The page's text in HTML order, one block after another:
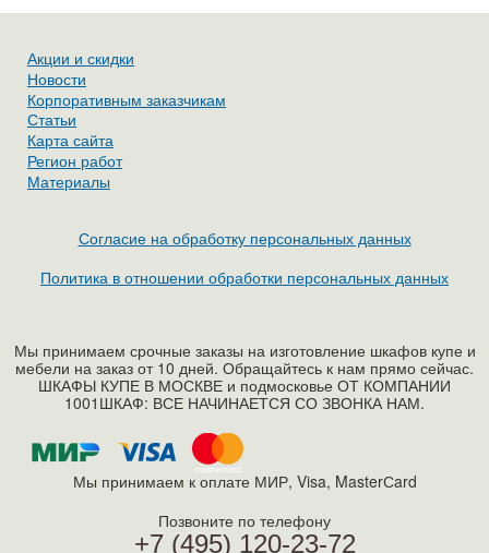
Акции и скидки
Новости
Корпоративным заказчикам
Статьи
Карта сайта
Регион работ
Материалы
Согласие на обработку персональных данных
Политика в отношении обработки персональных данных
Мы принимаем срочные заказы на изготовление шкафов купе и
мебели на заказ от 10 дней. Обращайтесь к нам прямо сейчас.
ШКАФЫ КУПЕ В МОСКВЕ и подмосковье ОТ КОМПАНИИ
1001ШКАФ: ВСЕ НАЧИНАЕТСЯ СО ЗВОНКА НАМ.
Мы принимаем к оплате МИР, Visa, MasterСard
Позвоните по телефону
+7 (495) 120-23-72